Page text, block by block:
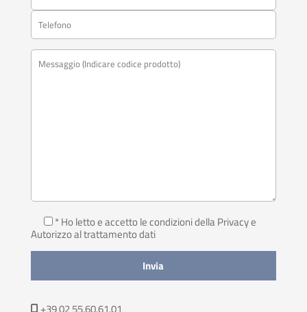
* Ho letto e accetto le condizioni della Privacye
Autorizzo al trattamento dati
+39 02 55.60.61.01